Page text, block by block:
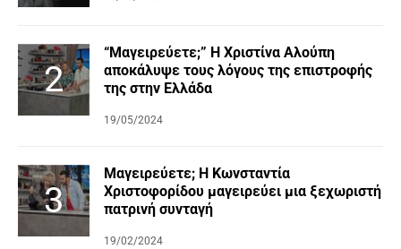
“Μαγειρεύετε;” Η Χριστίνα Αλούπη
αποκάλυψε τους λόγους της επιστροφής
της στην Ελλάδα
19/05/2024
Μαγειρεύετε; Η Κωνσταντία
Χριστοφορίδου μαγειρεύει μια ξεχωριστή
πατρινή συνταγή
19/02/2024